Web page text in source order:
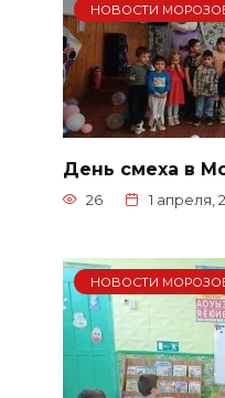
НОВОСТИ
День смеха в
26 1 апреля,
НОВОСТИ